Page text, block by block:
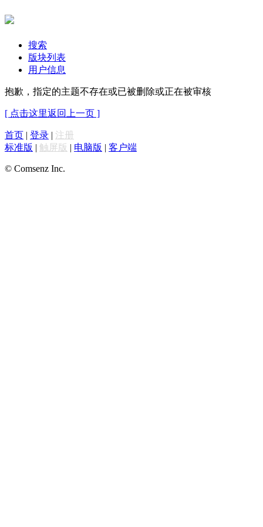
搜索
版块列表
用户信息
抱歉，指定的主题不存在或已被删除或正在被审核
[ 点击这里返回上一页 ]
首页 | 登录 | 注册
标准版 | 触屏版 | 电脑版 | 客户端
© Comsenz Inc.